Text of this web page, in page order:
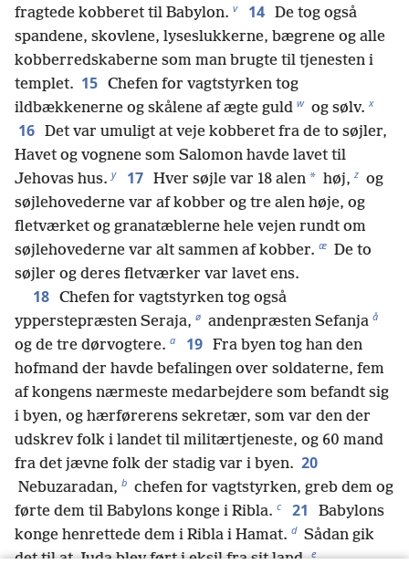
fragtede kobberet til Babylon. v 14 De tog også
spandene, skovlene, lyseslukkerne, bægrene og alle
kobberredskaberne som man brugte til tjenesten i
templet. 15 Chefen for vagtstyrken tog
ildbækkenerne og skålene af ægte guld w og sølv. x
16 Det var umuligt at veje kobberet fra de to søjler,
Havet og vognene som Salomon havde lavet til
Jehovas hus. y 17 Hver søjle var 18 alen * høj, z og
søjlehovederne var af kobber og tre alen høje, og
fletværket og granatæblerne hele vejen rundt om
søjlehovederne var alt sammen af kobber. æ De to
søjler og deres fletværker var lavet ens.
18 Chefen for vagtstyrken tog også
ypperstepræsten Seraja, ø andenpræsten Sefanja å
og de tre dørvogtere. a 19 Fra byen tog han den
hofmand der havde befalingen over soldaterne, fem
af kongens nærmeste medarbejdere som befandt sig
i byen, og hærførerens sekretær, som var den der
udskrev folk i landet til militærtjeneste, og 60 mand
fra det jævne folk der stadig var i byen. 20
Nebuzaradan, b chefen for vagtstyrken, greb dem og
førte dem til Babylons konge i Ribla. c 21
Babylons
konge henrettede dem i Ribla i Hamat. d Sådan gik
det til at Juda blev ført i eksil fra sit land. e